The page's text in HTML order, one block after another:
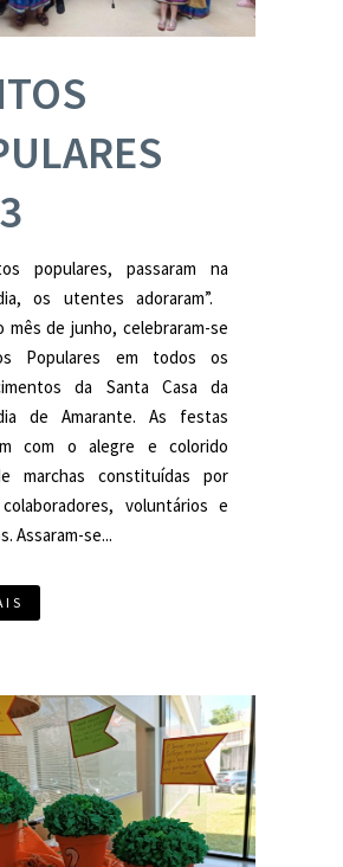
populares, passaram na
os utentes adoraram”.
mês de junho, celebraram-se
Populares em todos os
da Santa Casa da
de Amarante. As festas
com o alegre e colorido
marchas constituídas por
voluntários e
Assaram-se...